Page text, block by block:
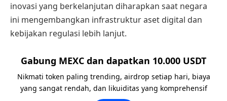
inovasi yang berkelanjutan diharapkan saat negara
ini mengembangkan infrastruktur aset digital dan
kebijakan regulasi lebih lanjut.
Gabung MEXC dan dapatkan 10.000 USDT
Nikmati token paling trending, airdrop setiap hari, biaya
yang sangat rendah, dan likuiditas yang komprehensif